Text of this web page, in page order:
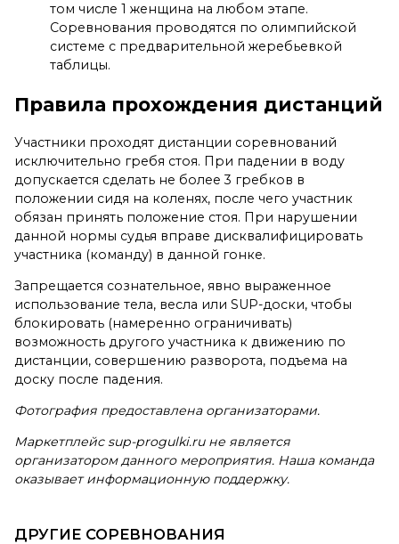
том числе 1 женщина на любом этапе.
Соревнования проводятся по олимпийской
системе с предварительной жеребьевкой
таблицы.
Правила прохождения дистанций
Участники проходят дистанции соревнований
исключительно гребя стоя. При падении в воду
допускается сделать не более 3 гребков в
положении сидя на коленях, после чего участник
обязан принять положение стоя. При нарушении
данной нормы судья вправе дисквалифицировать
участника (команду) в данной гонке.
Запрещается сознательное, явно выраженное
использование тела, весла или SUP-доски, чтобы
блокировать (намеренно ограничивать)
возможность другого участника к движению по
дистанции, совершению разворота, подъема на
доску после падения.
Фотография предоставлена организаторами.
Маркетплейс sup-progulki.ru не является
организатором данного мероприятия. Наша команда
оказывает информационную поддержку.
ДРУГИЕ СОРЕВНОВАНИЯ